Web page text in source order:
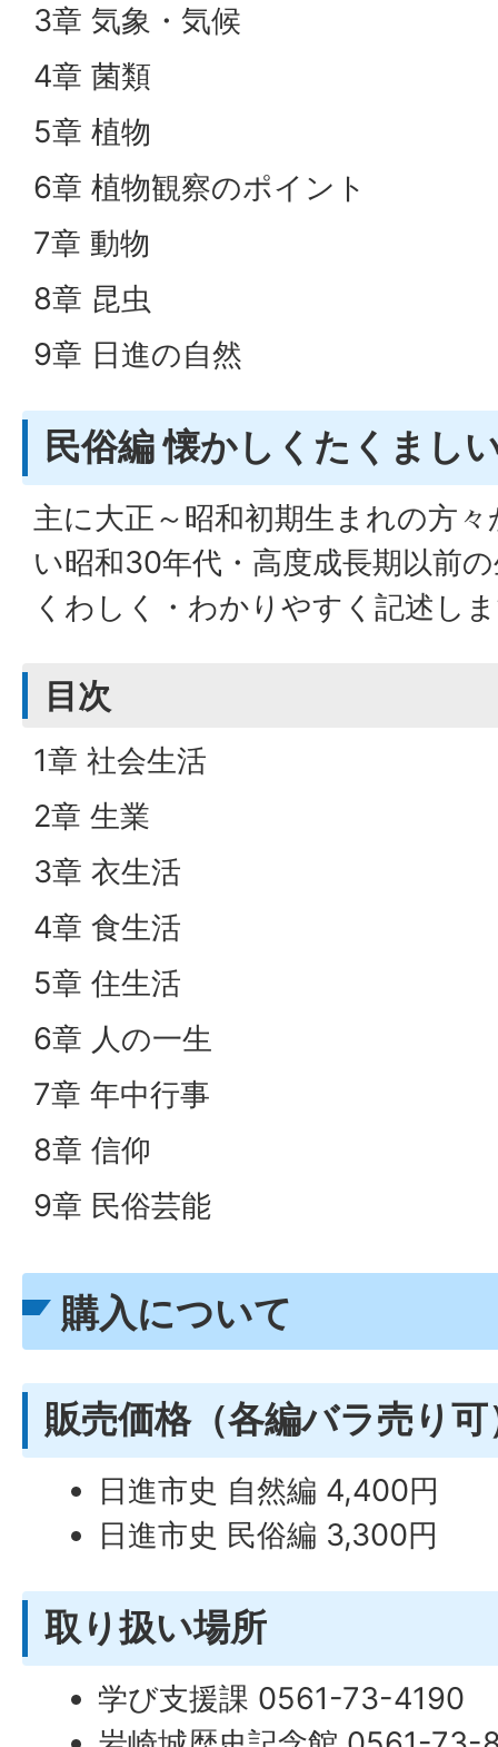
3章 気象・気候
4章 菌類
5章 植物
6章 植物観察のポイント
7章 動物
8章 昆虫
9章 日進の自然
民俗編 懐かしくたくまし
主に大正～昭和初期生まれの方
い昭和30年代・高度成長期以前
くわしく・わかりやすく記述し
目次
1章 社会生活
2章 生業
3章 衣生活
4章 食生活
5章 住生活
6章 人の一生
7章 年中行事
8章 信仰
9章 民俗芸能
購入について
販売価格（各編バラ売り可
日進市史 自然編 4,400円
日進市史 民俗編 3,300円
取り扱い場所
学び支援課 0561-73-4190